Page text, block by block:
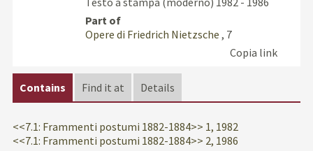
Copia link
Part of
Opere di Friedrich Nietzsche , 7
Contains Find it at Details
<<7.1: Frammenti postumi 1882-1884>> 1, 1982
<<7.1: Frammenti postumi 1882-1884>> 2, 1986